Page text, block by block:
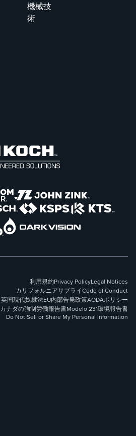
機械技
術
利用規約Privacy PolicyLegal Notices
カリフォルニアサプライCode of Conduct
英国現代奴隷法EU内部告発政策AODAポリシー
カナダの強制労働報告書Modelo 231環境報告書
Do Not Sell or Share My Personal Information